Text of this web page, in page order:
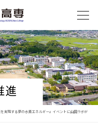
進
実現する夢の水素エネルギー』イベントに山田ラボが